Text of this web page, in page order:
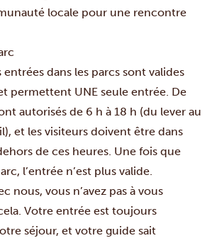
locale pour une rencontre
entrées dans les parcs sont valides
permettent UNE seule entrée. De
autorisés de 6 h à 18 h (du lever au
et les visiteurs doivent être dans
de ces heures. Une fois que
l’entrée n’est plus valide.
nous, vous n’avez pas à vous
Votre entrée est toujours
séjour, et votre guide sait